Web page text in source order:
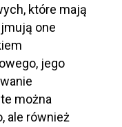
które mają
one
jego
można
ale również